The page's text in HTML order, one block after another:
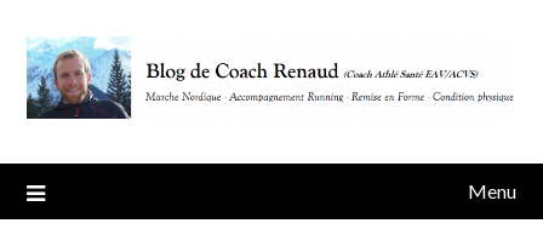
content
Menu